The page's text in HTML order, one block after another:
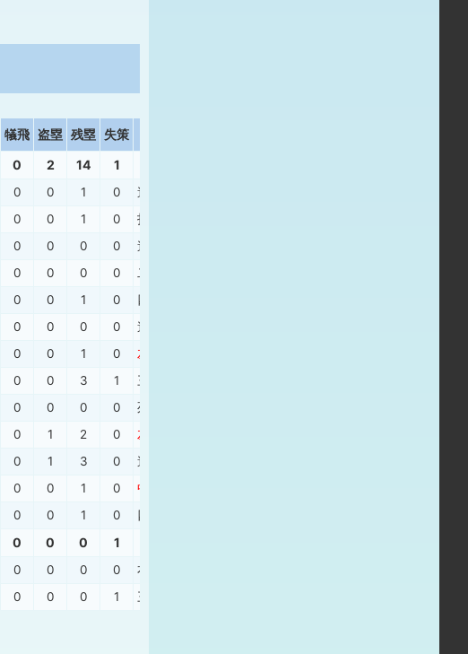
犠飛 盗塁 残塁 失策
0 2 14 1
0 0 1 0 遊邪
0 0 1 0 投ギ
0 0 0 0 遊併
0 0 0 0 二飛
0 0 1 0 四球
0 0 0 0 遊ゴ
0 0 1 0 左２
0 0 3 1 三振
0 0 0 0 死球
0 1 2 0 左３
0 1 3 0 遊飛
0 0 1 0 中安
0 0 1 0 四球
0 0 0 1
0 0 0 0 右飛
0 0 0 1 三振